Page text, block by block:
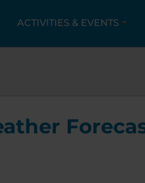
ACTIVITIES & EVENTS